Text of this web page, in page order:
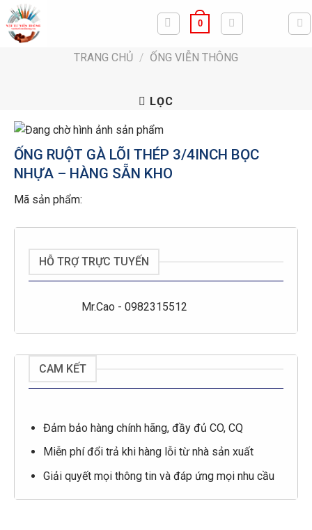
Bỏ
qua
nội
0
TRANG CHỦ / ỐNG VIỄN THÔNG
LỌC
ỐNG RUỘT GÀ LÕI THÉP 3/4INCH BỌC
NHỰA – HÀNG SẴN KHO
Mã sản phẩm:
HỖ TRỢ TRỰC TUYẾN
Mr.Cao - 0982315512
CAM KẾT
Đảm bảo hàng chính hãng, đầy đủ CO, CQ
Miễn phí đổi trả khi hàng lỗi từ nhà sản xuất
Giải quyết mọi thông tin và đáp ứng mọi nhu cầu